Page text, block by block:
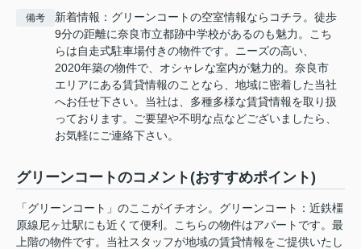
備考
新着情報：グリーンコートの空室情報ならコチラ。徒歩
9分の距離に奈良市立都跡中学校があるのも魅力。こち
らは自走式駐車場付きの物件です。ニーズの高い、
2020年築の物件で、オシャレな室内が魅力的。奈良市
エリアにある賃貸情報のことなら、地域に密着した当社
へお任せ下さい。当社は、多種多様な賃貸情報を取り扱
っております。ご要望や不明な点などございましたら、
お気軽にご連絡下さい。
グリーンコートのコメント(おすすめポイント)
「グリーンコート」のここがイチオシ。グリーンコート：近鉄橿
原線尼ヶ辻駅にも近くて便利。こちらの物件はアパートです。最
上階の物件です。当社スタッフが地域の賃貸情報をご提供いたし